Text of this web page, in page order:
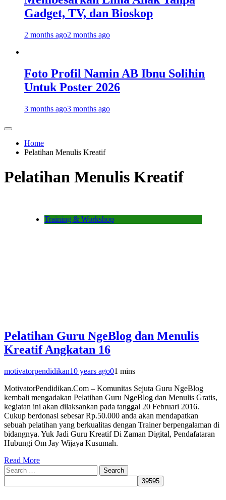
Gadget, TV, dan Bioskop
2 months ago2 months ago
Foto Profil Namin AB Ibnu Solihin
Untuk Poster 2026
3 months ago3 months ago
Home
Pelatihan Menulis Kreatif
Pelatihan Menulis Kreatif
Training & Workshop
Pelatihan Guru NgeBlog dan Menulis
Kreatif Angkatan 16
motivatorpendidikan10 years ago01 mins
MotivatorPendidikan.Com – Komunitas Sejuta Guru NgeBlog
kembali mengadakan Pelatihan Guru NgeBlog dan Menulis Gratis,
kegiatan ini akan dilaksankan pada tanggal 20 Februari 2016.
Cukup berdonasi sebesar Rp.50.000 anda akan mendapatkan
sebuah pelatihan yang berkualitas dengan Trainer berpengalaman di
bidangnya. Yuk Jadi Guru Kreatif Di Zaman Digital, Pendafataran
Hubungi Om Jay Wijaya Kusumah.
Read More
Search
for: